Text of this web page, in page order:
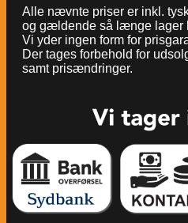
Alle nævnte priser er inkl.
og gældende så længe lager
Vi yder ingen form for
Der tages forbehold for
samt prisændringer.